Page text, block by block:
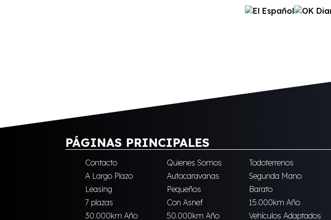
PÁGINAS PRINCIPALES
Contacto Quienes Somos
Todoterrenos
A Largo Plazo
Autocaravanas
Segunda Mano
Leasing
Pequeños
Barato
7 plazas
Con Asnef
15.000km Año
30.000km Año
50.000km Año Vehículos Adaptados